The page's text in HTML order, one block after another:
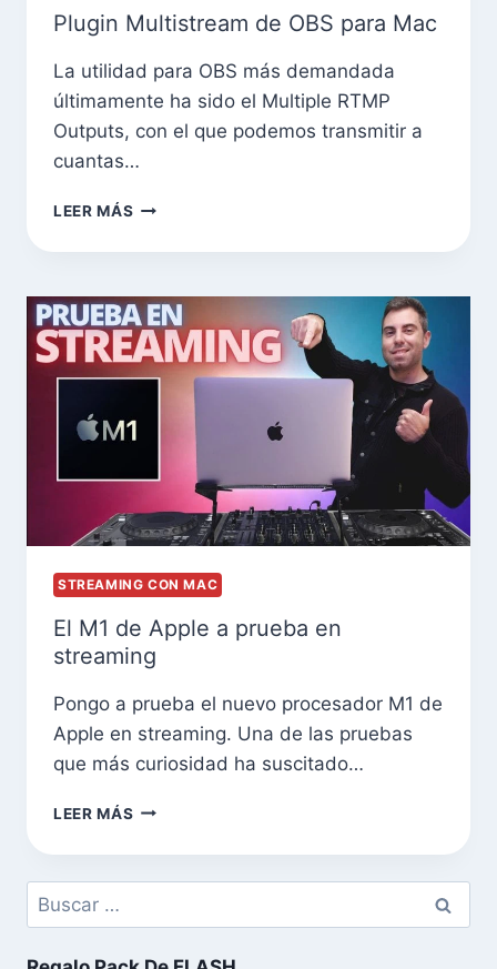
Plugin Multistream de OBS para Mac
La utilidad para OBS más demandada
últimamente ha sido el Multiple RTMP
Outputs, con el que podemos transmitir a
cuantas…
LEER MÁS
STREAMING CON MAC
El M1 de Apple a prueba en
streaming
Pongo a prueba el nuevo procesador M1 de
Apple en streaming. Una de las pruebas
que más curiosidad ha suscitado…
LEER MÁS
Buscar: